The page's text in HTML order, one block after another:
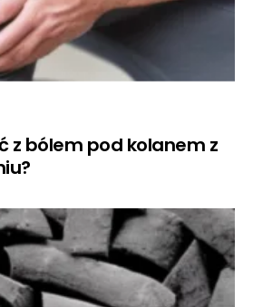
z bólem pod kolanem z